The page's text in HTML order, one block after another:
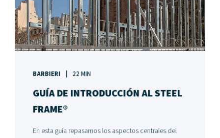
BARBIERI 22 MIN
GUÍA DE INTRODUCCIÓN AL STEEL
FRAME®
En esta guía repasamos los aspectos centrales del